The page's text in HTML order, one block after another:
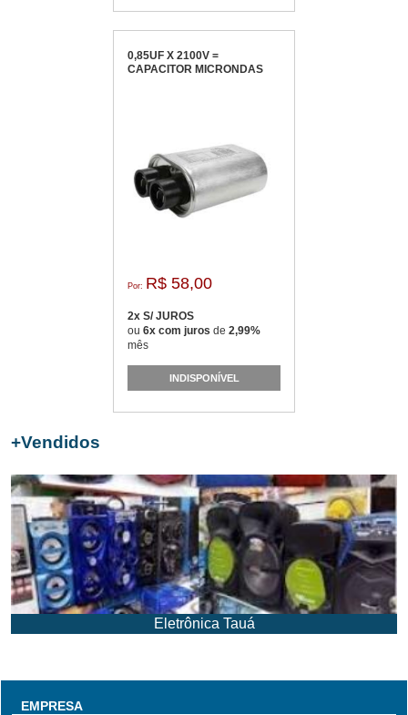
0,85UF X 2100V =
CAPACITOR MICRONDAS
Por: R$ 58,00
2x S/ JUROS
ou 6x com juros de 2,99%
mês
INDISPONÍVEL
+Vendidos
Eletrônica Tauá
EMPRESA